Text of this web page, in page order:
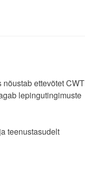
ettevõtet CWT
lepingutingimuste
teenustasudelt